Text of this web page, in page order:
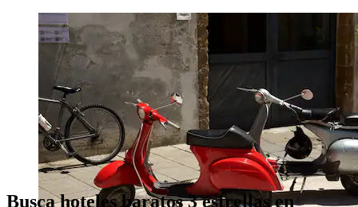
Busca hoteles baratos 3 estrellas en